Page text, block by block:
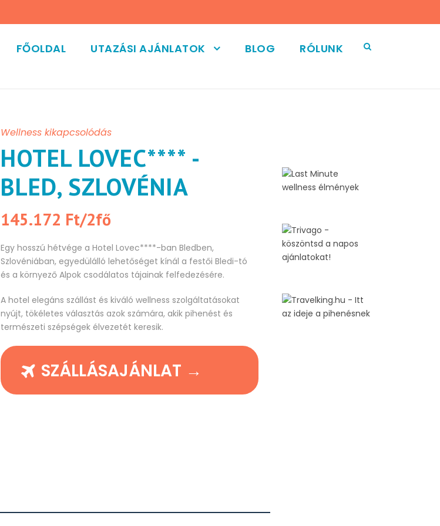
FŐOLDAL UTAZÁSI AJÁNLATOK BLOG RÓLUNK
Wellness kikapcsolódás
HOTEL LOVEC**** -
BLED, SZLOVÉNIA
145.172 Ft/2fő
Egy hosszú hétvége a Hotel Lovec****-ban Bledben,
Szlovéniában, egyedülálló lehetőséget kínál a festői Bledi-tó
és a környező Alpok csodálatos tájainak felfedezésére.
A hotel elegáns szállást és kiváló wellness szolgáltatásokat
nyújt, tökéletes választás azok számára, akik pihenést és
természeti szépségek élvezetét keresik.
SZÁLLÁSAJÁNLAT →